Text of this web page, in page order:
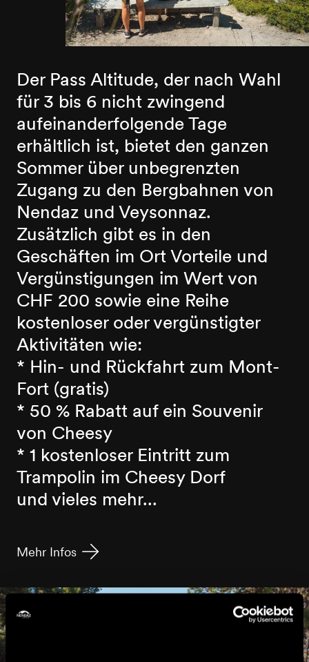
Der Pass Altitude, der nach Wahl
für 3 bis 6 nicht zwingend
aufeinanderfolgende Tage
erhältlich ist, bietet den ganzen
Sommer über unbegrenzten
Zugang zu den Bergbahnen von
Nendaz und Veysonnaz.
Zusätzlich gibt es in den
Geschäften im Ort Vorteile und
Vergünstigungen im Wert von
CHF 200 sowie eine Reihe
kostenloser oder vergünstigter
Aktivitäten wie:
* Hin- und Rückfahrt zum Mont-
Fort (gratis)
* 50 % Rabatt auf ein Souvenir
von Cheesy
* 1 kostenloser Eintritt zum
Trampolin im Cheesy Dorf
und vieles mehr...
Mehr Infos